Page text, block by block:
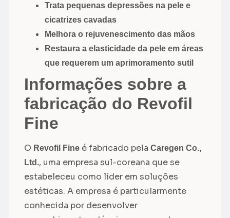
Trata pequenas depressões na pele e
cicatrizes cavadas
Melhora o rejuvenescimento das mãos
Restaura a elasticidade da pele em áreas
que requerem um aprimoramento sutil
Informações sobre a
fabricação do Revofil
Fine
O Revofil Fine é fabricado pela Caregen Co.,
Ltd., uma empresa sul-coreana que se
estabeleceu como líder em soluções
estéticas. A empresa é particularmente
conhecida por desenvolver